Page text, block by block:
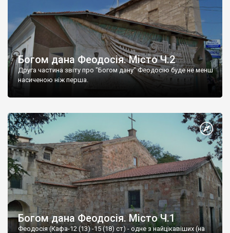
Богом дана Феодосія. Місто Ч.2
Друга частина звіту про "Богом дану" Феодосію буде не менш
насиченою ніж перша.
Богом дана Феодосія. Місто Ч.1
Феодосія (Кафа-12 (13) -15 (18) ст) - одне з найцікавіших (на